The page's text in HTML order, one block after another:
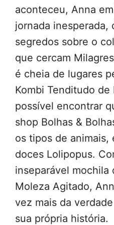
aconteceu, Anna
jornada inesperada,
segredos sobre o
que cercam
é cheia de lugares
Kombi Tenditudo de
possível encontrar
shop Bolhas &
os tipos de animais,
doces Lolipopus.
inseparável
Moleza Agitado,
vez mais da
sua própria história.